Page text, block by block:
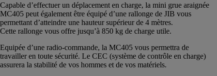
Capable d’effectuer un déplacement en charge, la mini grue araignée
MC405 peut également être équipé d’une rallonge de JIB vous
permettant d’atteindre une hauteur supérieur de 4 mètres.
Cette rallonge vous offre jusqu’à 850 kg de charge utile.
Equipée d’une radio-commande, la MC405 vous permettra de
travailler en toute sécurité. Le CEC (système de contrôle en charge)
assurera la stabilité de vos hommes et de vos matériels.